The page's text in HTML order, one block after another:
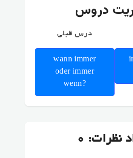
دروس
درس قبلی
wann immer
oder immer
wenn?
نظرات: 0